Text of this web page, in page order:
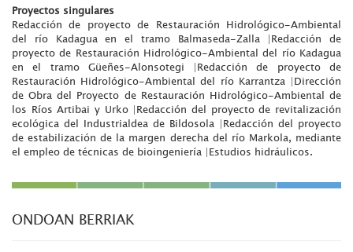
Proyectos singulares
Redacción de proyecto de Restauración Hidrológico-Ambiental
del río Kadagua en el tramo Balmaseda-Zalla |Redacción de
proyecto de Restauración Hidrológico-Ambiental del río Kadagua
en el tramo Güeñes-Alonsotegi |Redacción de proyecto de
Restauración Hidrológico-Ambiental del río Karrantza |Dirección
de Obra del Proyecto de Restauración Hidrológico-Ambiental de
los Ríos Artibai y Urko |Redacción del proyecto de revitalización
ecológica del Industrialdea de Bildosola |Redacción del proyecto
de estabilización de la margen derecha del río Markola, mediante
el empleo de técnicas de bioingeniería |Estudios hidráulicos.
ONDOAN BERRIAK